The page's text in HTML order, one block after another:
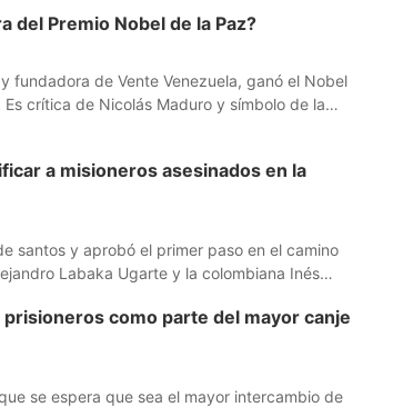
del Premio Nobel de la Paz?
fundadora de Vente Venezuela, ganó el Nobel
crítica de Nicolás Maduro y símbolo de la
a misioneros asesinados en la
santos y aprobó el primer paso en el camino
Labaka Ugarte y la colombiana Inés
como parte del mayor canje
se espera que sea el mayor intercambio de